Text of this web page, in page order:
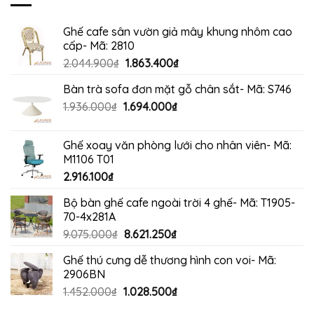
Ghế cafe sân vườn giả mây khung nhôm cao
cấp- Mã: 2810
2.044.900₫ Giá
là:
2.044.900₫.
1.863.400₫Giá
tại
Bàn trà sofa đơn mặt gỗ chân sắt- Mã: S746
1.936.000₫ Giá
1.936.000₫.
1.694.000₫Giá
là:
Ghế xoay văn phòng lưới cho nhân viên- Mã:
M1106 T01
2.916.100₫
Bộ bàn ghế cafe ngoài trời 4 ghế- Mã: T1905-
70-4x281A
9.075.000₫ Giá
là:
8.621.250₫Giá
tại
8.621.250₫.
Ghế thú cưng dễ thương hình con voi- Mã:
2906BN
1.452.000₫ Giá
1.028.500₫Giá